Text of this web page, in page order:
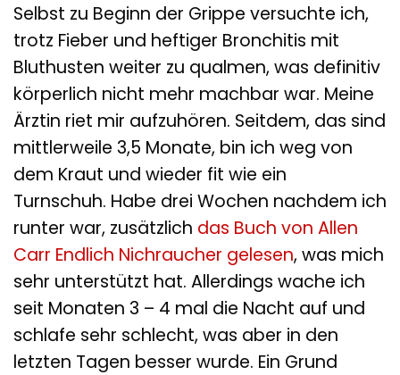
Selbst zu Beginn der Grippe versuchte ich,
trotz Fieber und heftiger Bronchitis mit
Bluthusten weiter zu qualmen, was definitiv
körperlich nicht mehr machbar war. Meine
Ärztin riet mir aufzuhören. Seitdem, das sind
mittlerweile 3,5 Monate, bin ich weg von
dem Kraut und wieder fit wie ein
Turnschuh. Habe drei Wochen nachdem ich
runter war, zusätzlich das Buch von Allen
Carr Endlich Nichraucher gelesen, was mich
sehr unterstützt hat. Allerdings wache ich
seit Monaten 3 – 4 mal die Nacht auf und
schlafe sehr schlecht, was aber in den
letzten Tagen besser wurde. Ein Grund